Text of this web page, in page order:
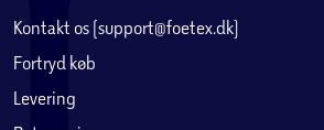
Kontakt os (support@foetex.dk)
Fortryd køb
Levering